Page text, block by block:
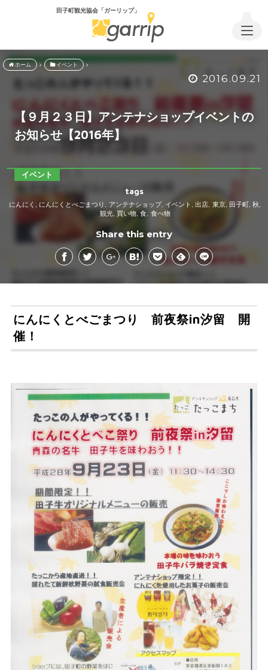
田子町観光協会「ガーリップ」
ホーム イベント
2016.09.21
【９月２３日】アンテナショップイベントの
お知らせ【2016年】
イベント
tags
にんにく にんにくとべごまつり アンテナショップ, イベント 出店 東京, 田子町 秋
観光, 買い物 食 食べ物
Share this entry
にんにくとべごまつり 前夜祭in汐留 開
催！